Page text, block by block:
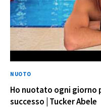
NUOTO
Ho nuotato ogni giorno
successo | Tucker Abele